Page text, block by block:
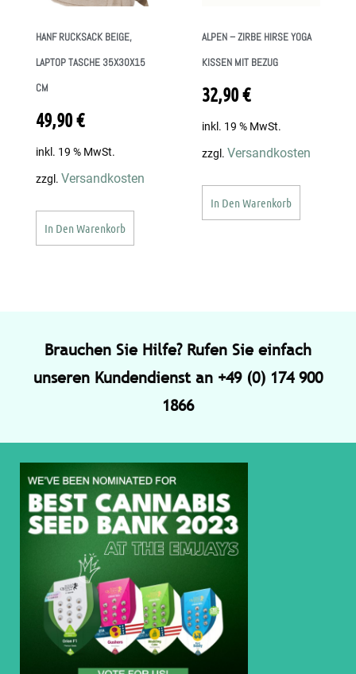
HANF RUCKSACK BEIGE,
LAPTOP TASCHE 35X30X15
CM
49,90€
inkl. 19 % MwSt.
zzgl. Versandkosten
In Den Warenkorb
ALPEN – ZIRBE HIRSE YOGA
KISSEN MIT BEZUG
32,90€
inkl. 19 % MwSt.
zzgl. Versandkosten
In Den Warenkorb
Brauchen Sie Hilfe? Rufen Sie einfach
unseren Kundendienst an +49 (0) 174 900
1866